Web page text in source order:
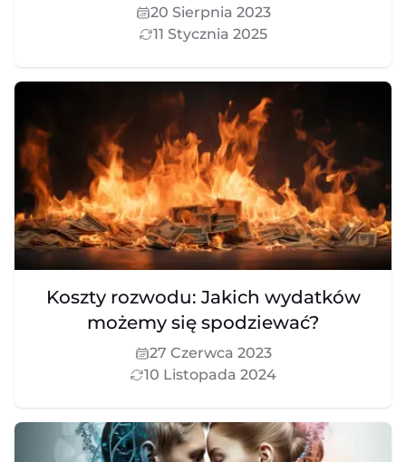
20 Sierpnia 2023
11 Stycznia 2025
Koszty rozwodu: Jakich wydatków
możemy się spodziewać?
27 Czerwca 2023
10 Listopada 2024